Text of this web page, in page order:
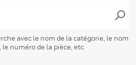
avec le nom de la catégorie, le nom
numéro de la pièce, etc.